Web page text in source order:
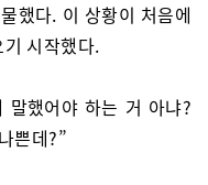
했다. 이 상황이 처음에
시작했다.
말했어야 하는 거 아냐?
쁜데?”